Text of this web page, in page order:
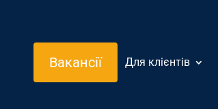
Вакансії Для клієнтів